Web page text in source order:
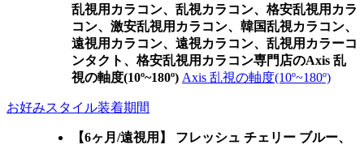
乱視用カラコン、乱視カラコン、格安乱視用カラ
コン、激安乱視用カラコン、韓国乱視カラコン、
遠視用カラコン、遠視カラコン、乱視用カラーコ
ンタクト、格安乱視用カラコン専門店のAxis 乱
視の軸度(10º~180º) Axis 乱視の軸度(10º~180º)
お好みスタイル装着期間
【6ヶ月/遠視用】 フレッシュ チェリー ブルー、